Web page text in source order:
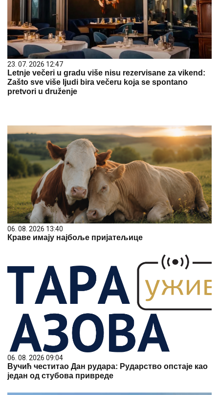
23. 07. 2026 12:47
Letnje večeri u gradu više nisu rezervisane za vikend:
Zašto sve više ljudi bira večeru koja se spontano
pretvori u druženje
06. 08. 2026 13:40
Краве имају најбоље пријатељице
06. 08. 2026 09:04
Вучић честитао Дан рудара: Рударство опстаје као
један од стубова привреде